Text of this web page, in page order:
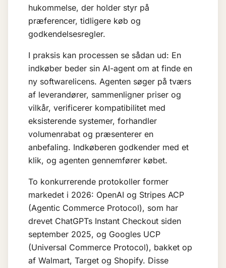
hukommelse, der holder styr på
præferencer, tidligere køb og
godkendelsesregler.
I praksis kan processen se sådan ud: En
indkøber beder sin AI-agent om at finde en
ny softwarelicens. Agenten søger på tværs
af leverandører, sammenligner priser og
vilkår, verificerer kompatibilitet med
eksisterende systemer, forhandler
volumenrabat og præsenterer en
anbefaling. Indkøberen godkender med et
klik, og agenten gennemfører købet.
To konkurrerende protokoller former
markedet i 2026: OpenAI og Stripes ACP
(Agentic Commerce Protocol), som har
drevet ChatGPTs Instant Checkout siden
september 2025, og Googles UCP
(Universal Commerce Protocol), bakket op
af Walmart, Target og Shopify. Disse